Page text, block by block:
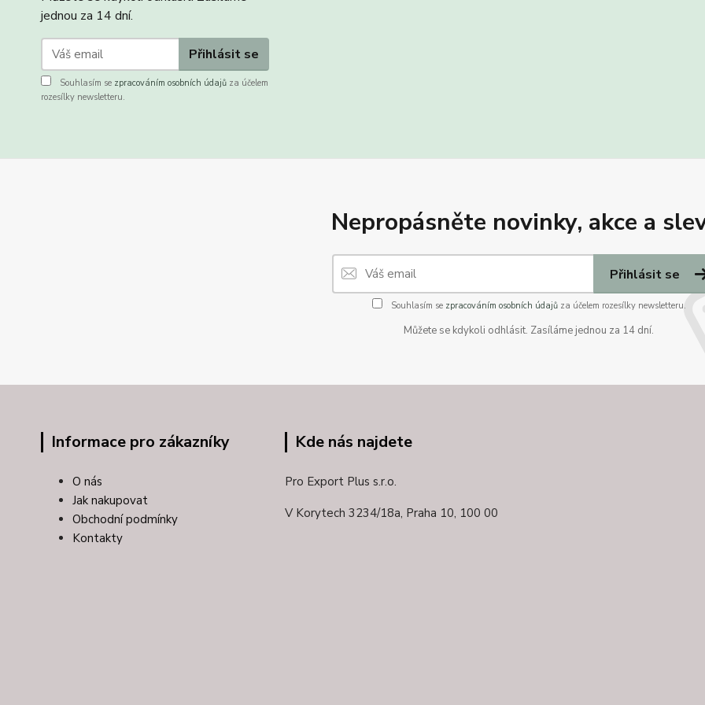
jednou za 14 dní.
Přihlásit se
Souhlasím se zpracováním osobních údajů za účelem
rozesílky newsletteru.
Nepropásněte novinky, akce a
Přihlásit se
Souhlasím se zpracováním osobních údajůza účelem rozesílky newsletteru.
Můžete se kdykoli odhlásit. Zasíláme jednou za 14 dní.
Informace pro zákazníky
O nás
Jak nakupovat
Obchodní podmínky
Kontakty
Kde nás najdete
Pro Export Plus s.r.o.
V Korytech 3234/18a, Praha 10, 100 00